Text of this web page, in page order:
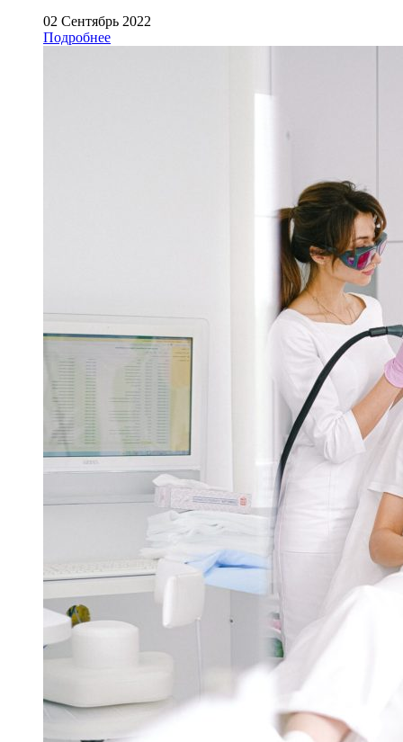
02 Сентябрь 2022
Подробнее